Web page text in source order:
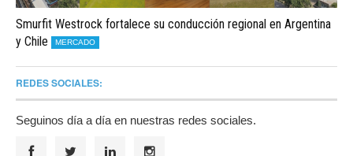
Smurfit Westrock fortalece su conducción regional en Argentina
y Chile
MERCADO
REDES SOCIALES:
Seguinos día a día en nuestras redes sociales.